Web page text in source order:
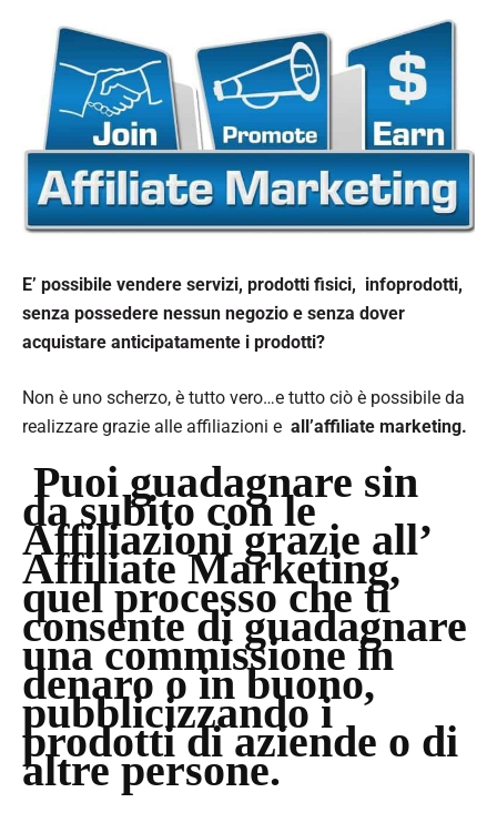
E’ possibile vendere servizi, prodotti fisici, infoprodotti,
senza possedere nessun negozio e senza dover
acquistare anticipatamente i prodotti?
Non è uno scherzo, è tutto vero…e tutto ciò è possibile da
realizzare grazie alle affiliazioni e all’affiliate marketing.
Puoi guadagnare sin
da subito con le
Affiliazioni grazie all’
Affiliate Marketing,
quel processo che ti
consente di guadagnare
una commissione in
denaro o in buono,
pubblicizzando i
prodotti di aziende o di
altre persone.